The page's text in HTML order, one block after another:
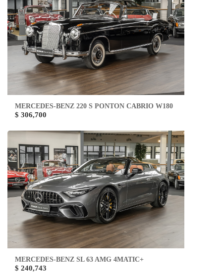
MERCEDES-BENZ 220 S PONTON CABRIO W180
$ 306,700
MERCEDES-BENZ SL 63 AMG 4MATIC+
$ 240,743